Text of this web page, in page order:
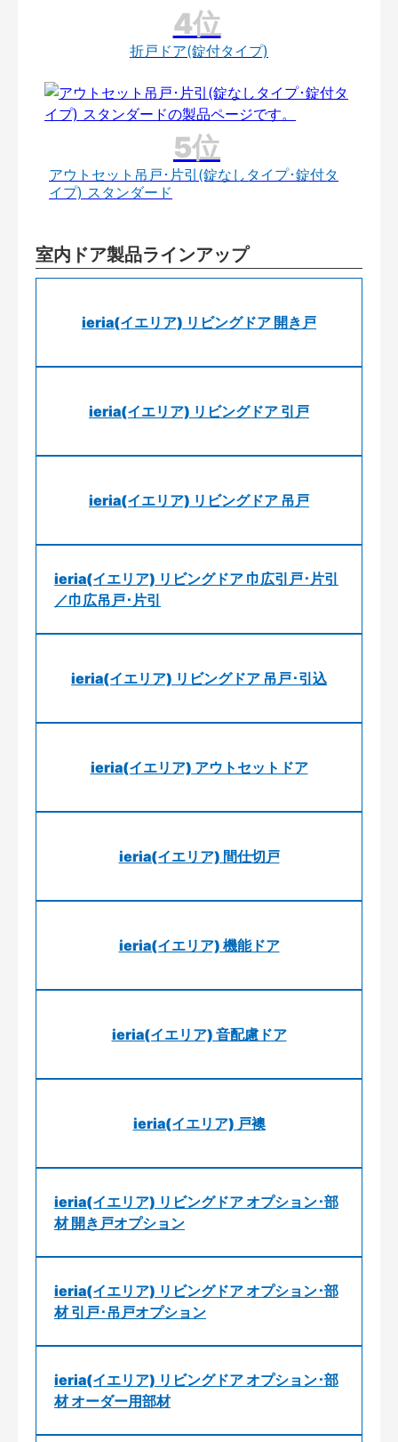
折戸ドア(錠付タイプ)
アウトセット吊戸･片引(錠なしタイプ･錠付タ
イプ) スタンダード
室内ドア製品ラインアップ
ieria(イエリア) リビングドア 開き戸
ieria(イエリア) リビングドア 引戸
ieria(イエリア) リビングドア 吊戸
ieria(イエリア) リビングドア 巾広引戸･片引
／巾広吊戸･片引
ieria(イエリア) リビングドア 吊戸･引込
ieria(イエリア) アウトセットドア
ieria(イエリア) 間仕切戸
ieria(イエリア) 機能ドア
ieria(イエリア) 音配慮ドア
ieria(イエリア) 戸襖
ieria(イエリア) リビングドア オプション･部
材 開き戸オプション
ieria(イエリア) リビングドア オプション･部
材 引戸･吊戸オプション
ieria(イエリア) リビングドア オプション･部
材 オーダー用部材